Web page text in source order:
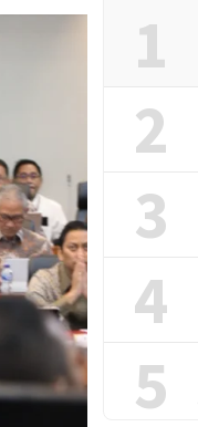
1
2
3
4
5